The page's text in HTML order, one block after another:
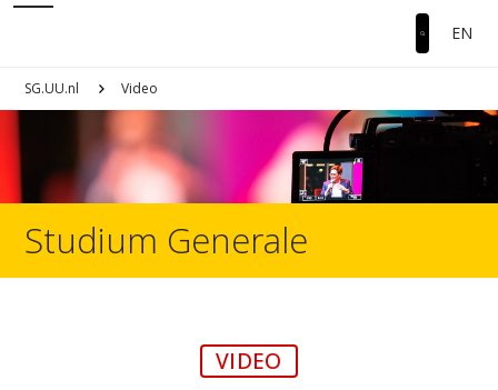
EN
SG.UU.nl Video
Studium Generale
VIDEO